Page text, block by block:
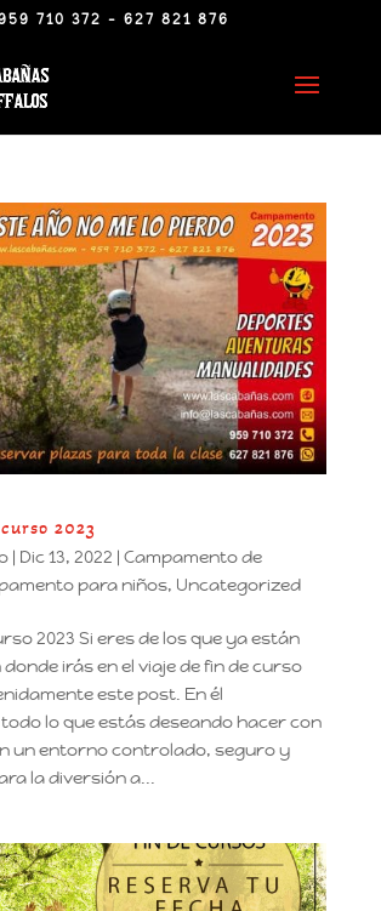
710 372 - 627 821 876
2023
| Dic 13, 2022 | Campamento de
para niños, Uncategorized
2023 Si eres de los que ya están
irás en el viaje de fin de curso
este post. En él
lo que estás deseando hacer con
un entorno controlado, seguro y
la diversión a...